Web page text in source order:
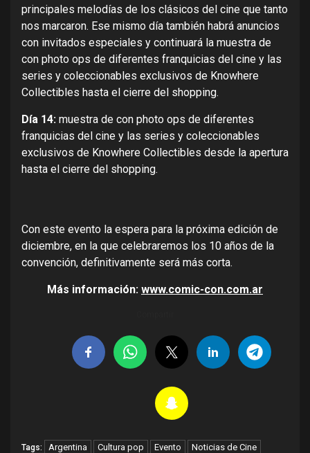
principales melodías de los clásicos del cine que tanto
nos marcaron. Ese mismo día también habrá anuncios
con invitados especiales y continuará la muestra de
con photo ops de diferentes franquicias del cine y las
series y coleccionables exclusivos de Knowhere
Collectibles hasta el cierre del shopping.
Día 14: muestra de con photo ops de diferentes
franquicias del cine y las series y coleccionables
exclusivos de Knowhere Collectibles desde la apertura
hasta el cierre del shopping.
Con este evento la espera para la próxima edición de
diciembre, en la que celebraremos los 10 años de la
convención, definitivamente será más corta.
Más información: www.comic-con.com.ar
Tags: Argentina Cultura pop Evento
Noticias de Cine